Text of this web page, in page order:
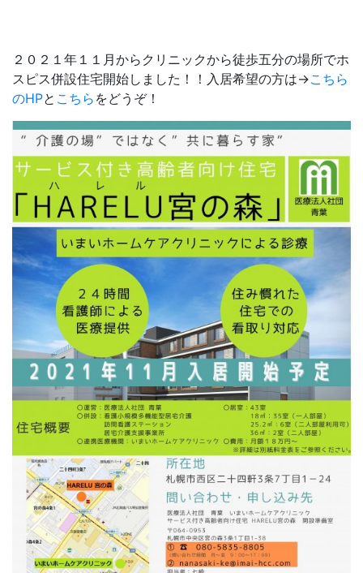
２０２１年１１月からクリニックから徒歩五分の場所でホ
スピス併設住宅開始しました！！入居希望の方は→こちら
のHPと こちら をどうぞ！